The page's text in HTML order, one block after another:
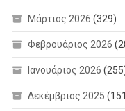
Μάρτιος 2026 (329)
Φεβρουάριος 2026
Ιανουάριος 2026
Δεκέμβριος 2025